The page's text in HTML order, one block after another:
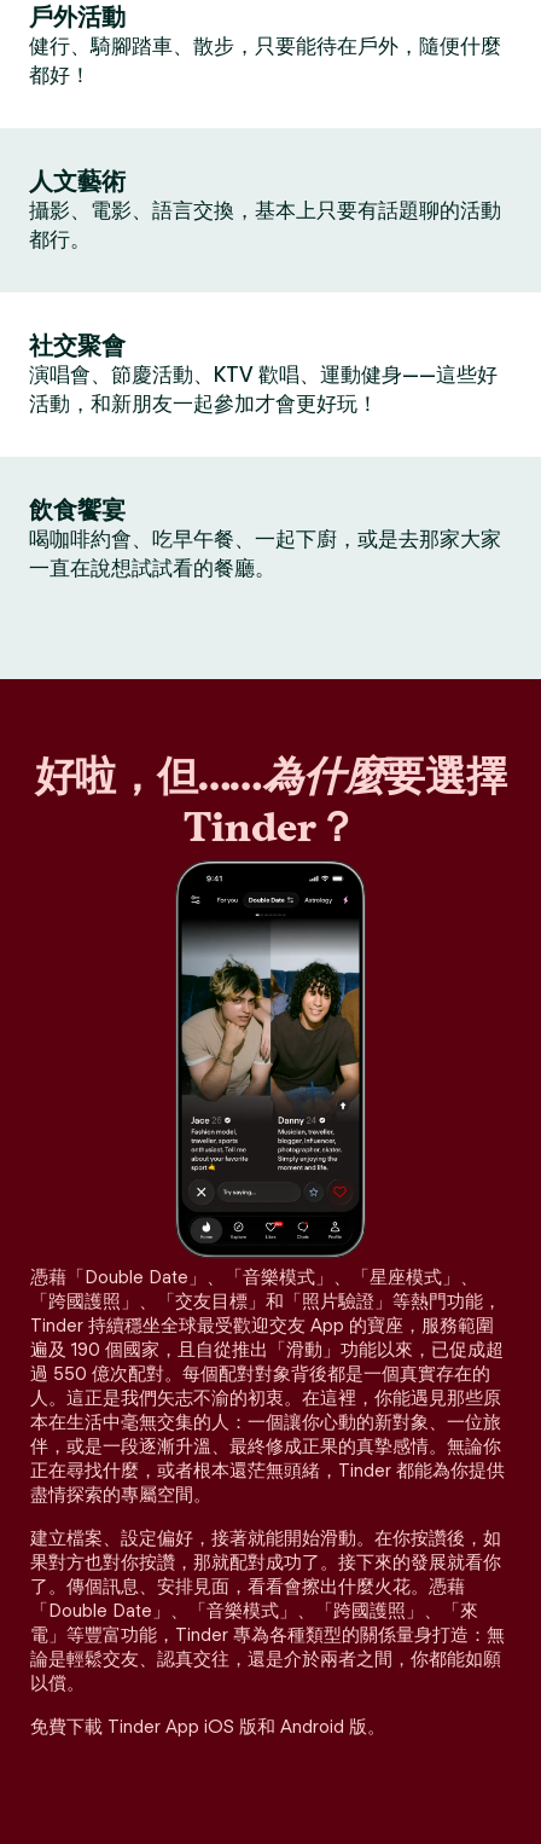
戶外活動
健行、騎腳踏車、散步，只要能待在戶外，隨便什麼
都好！
人文藝術
攝影、電影、語言交換，基本上只要有話題聊的活動
都行。
社交聚會
演唱會、節慶活動、KTV 歡唱、運動健身——這些好
活動，和新朋友一起參加才會更好玩！
飲食饗宴
喝咖啡約會、吃早午餐、一起下廚，或是去那家大家
一直在說想試試看的餐廳。
好啦，但……為什麼要選擇
Tinder？
憑藉「Double Date」、「音樂模式」、「星座模式」、
「跨國護照」、「交友目標」和「照片驗證」等熱門功能，
Tinder 持續穩坐全球最受歡迎交友 App 的寶座，服務範圍
遍及 190 個國家，且自從推出「滑動」功能以來，已促成超
過 550 億次配對。每個配對對象背後都是一個真實存在的
人。這正是我們矢志不渝的初衷。在這裡，你能遇見那些原
本在生活中毫無交集的人：一個讓你心動的新對象、一位旅
伴，或是一段逐漸升溫、最終修成正果的真摯感情。無論你
正在尋找什麼，或者根本還茫無頭緒，Tinder 都能為你提供
盡情探索的專屬空間。
建立檔案、設定偏好，接著就能開始滑動。在你按讚後，如
果對方也對你按讚，那就配對成功了。接下來的發展就看你
了。傳個訊息、安排見面，看看會擦出什麼火花。憑藉
「Double Date」、「音樂模式」、「跨國護照」、「來
電」等豐富功能，Tinder 專為各種類型的關係量身打造：無
論是輕鬆交友、認真交往，還是介於兩者之間，你都能如願
以償。
免費下載 Tinder App iOS 版和 Android 版。